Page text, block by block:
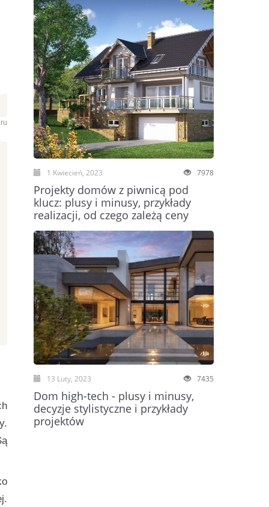
7978
1 Kwiecień, 2023
Projekty domów z piwnicą pod
klucz: plusy i minusy, przykłady
realizacji, od czego zależą ceny
7435
13 Luty, 2023
Dom high-tech - plusy i minusy,
decyzje stylistyczne i przykłady
projektów